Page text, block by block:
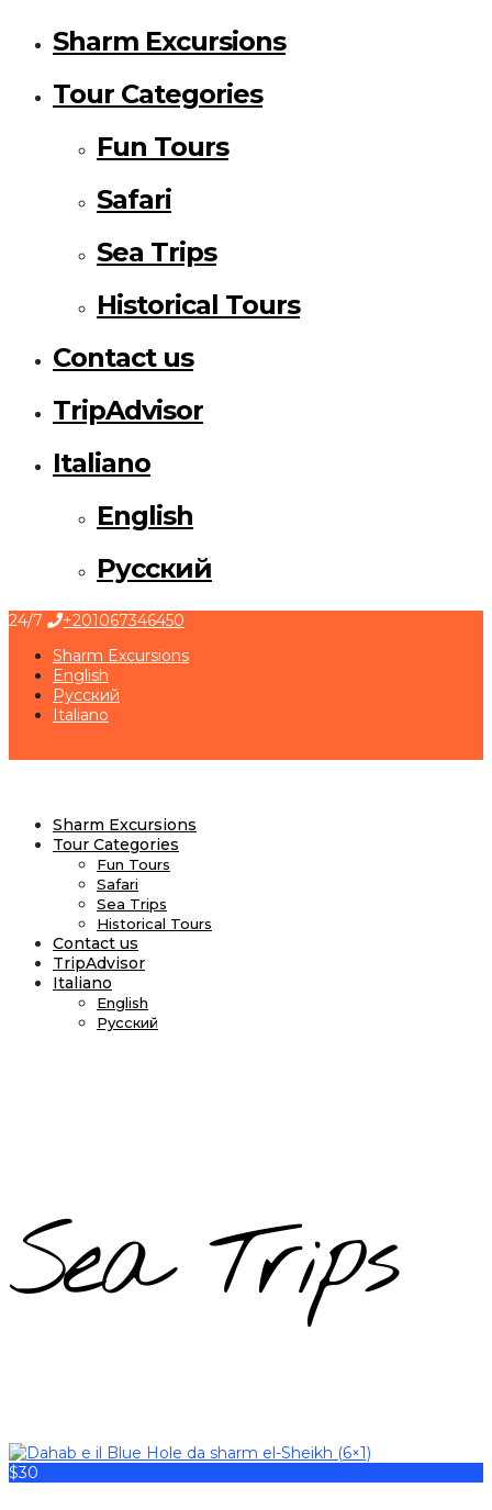
Sharm Excursions
Tour Categories
Fun Tours
Safari
Sea Trips
Historical Tours
Contact us
TripAdvisor
Italiano
English
Русский
24/7
+201067346450
Sharm Excursions
English
Русский
Italiano
Sharm Excursions
Tour Categories
Fun Tours
Safari
Sea Trips
Historical Tours
Contact us
TripAdvisor
Italiano
English
Русский
Sea Trips
$30